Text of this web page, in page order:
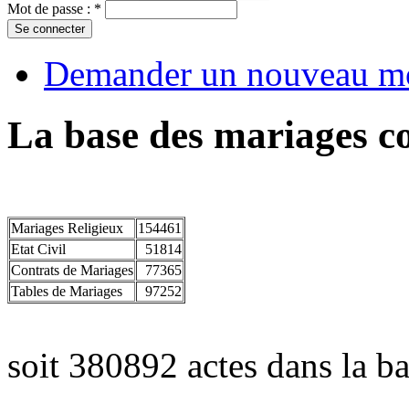
Mot de passe : *
Demander un nouveau
La base des mariages
Mariages Religieux
154461
Etat Civil
51814
Contrats de Mariages
77365
Tables de Mariages
97252
soit 380892 actes dans la